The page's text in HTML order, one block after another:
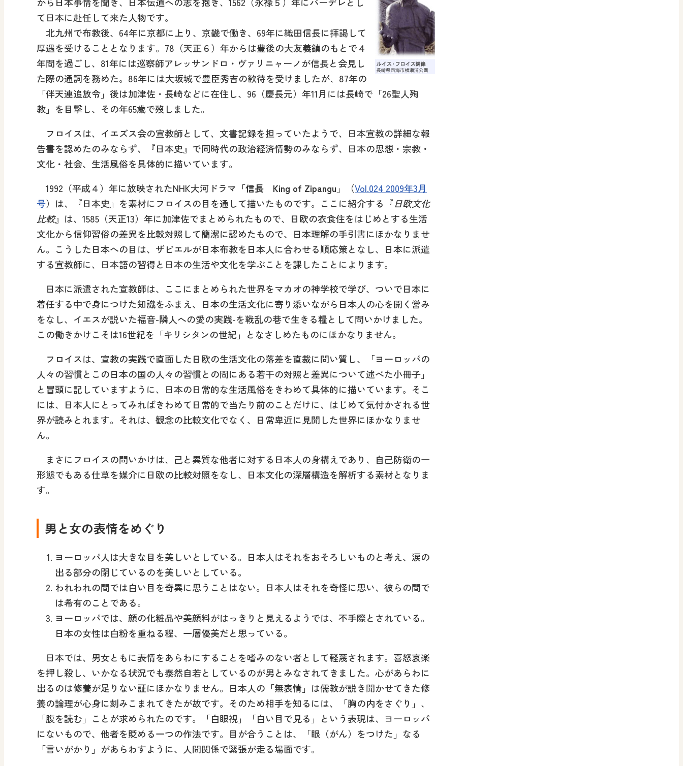
て日本に赴任して来た人物です。
北九州で布教後、64年に京都に上り、京畿で働き、69年に織田信長に拝謁して
厚遇を受けることとなります。78（天正６）年からは豊後の大友義鎮のもとで４
年間を過ごし、81年には巡察師アレッサンドロ・ヴァリニャーノが信長と会見し
た際の通詞を務めた。86年には大坂城で豊臣秀吉の歓待を受けましたが、87年の
「伴天連追放令」後は加津佐・長崎などに在住し、96（慶長元）年11月には長崎で「26聖人殉
教」を目撃し、その年65歳で歿しました。
フロイスは、イエズス会の宣教師として、文書記録を担っていたようで、日本宣教の詳細な報
告書を認めたのみならず、『日本史』で同時代の政治経済情勢のみならず、日本の思想・宗教・
文化・社会、生活風俗を具体的に描いています。
1992（平成４）年に放映されたNHK大河ドラマ「信長 King of Zipangu 」（Vol.024 2009年3月
号）は、『日本史』を素材にフロイスの目を通して描いたものです。ここに紹介する『日欧文化
比較』は、1585（天正13）年に加津佐でまとめられたもので、日欧の衣食住をはじめとする生活
文化から信仰習俗の差異を比較対照して簡潔に認めたもので、日本理解の手引書にほかなりませ
ん。こうした日本への目は、ザビエルが日本布教を日本人に合わせる順応策となし、日本に派遣
する宣教師に、日本語の習得と日本の生活や文化を学ぶことを課したことによります。
日本に派遣された宣教師は、ここにまとめられた世界をマカオの神学校で学び、ついで日本に
着任する中で身につけた知識をふまえ、日本の生活文化に寄り添いながら日本人の心を開く営み
をなし、イエスが説いた福音-隣人への愛の実践-を戦乱の巷で生きる糧として問いかけました。
この働きかけこそは16世紀を「キリシタンの世紀」となさしめたものにほかなりません。
フロイスは、宣教の実践で直面した日欧の生活文化の落差を直裁に問い質し、「ヨーロッパの
人々の習慣とこの日本の国の人々の習慣との間にある若干の対照と差異について述べた小冊子」
と冒頭に記していますように、日本の日常的な生活風俗をきわめて具体的に描いています。そこ
には、日本人にとってみればきわめて日常的で当たり前のことだけに、はじめて気付かされる世
界が読みとれます。それは、観念の比較文化でなく、日常卑近に見聞した世界にほかなりませ
ん。
まさにフロイスの問いかけは、己と異質な他者に対する日本人の身構えであり、自己防衛の一
形態でもある仕草を媒介に日欧の比較対照をなし、日本文化の深層構造を解析する素材となりま
す。
男と女の表情をめぐり
ヨーロッパ人は大きな目を美しいとしている。日本人はそれをおそろしいものと考え、涙の
出る部分の閉じているのを美しいとしている。
われわれの間では白い目を奇異に思うことはない。日本人はそれを奇怪に思い、彼らの間で
は希有のことである。
ヨーロッパでは、顔の化粧品や美顔料がはっきりと見えるようでは、不手際とされている。
日本の女性は白粉を重ねる程、一層優美だと思っている。
日本では、男女ともに表情をあらわにすることを嗜みのない者として軽蔑されます。喜怒哀楽
を押し殺し、いかなる状況でも泰然自若としているのが男とみなされてきました。心があらわに
出るのは修養が足りない証にほかなりません。日本人の「無表情」は儒教が説き聞かせてきた修
養の論理が心身に刻みこまれてきたが故です。そのため相手を知るには、「胸の内をさぐり」、
「腹を読む」ことが求められたのです。「白眼視」「白い目で見る」という表現は、ヨーロッパ
にないもので、他者を貶める一つの作法です。目が合うことは、「眼（がん）をつけた」なる
「言いがかり」があらわすように、人間関係で緊張が走る場面です。